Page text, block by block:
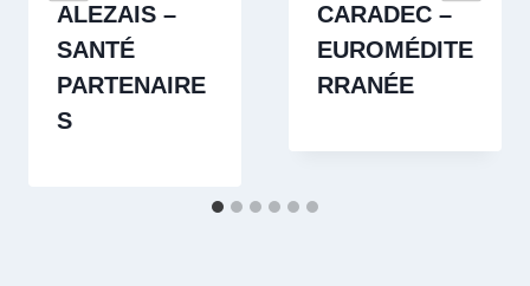
ALEZAIS –
SANTÉ
PARTENAIRE
S
CARADEC –
EUROMÉDITE
RRANÉE